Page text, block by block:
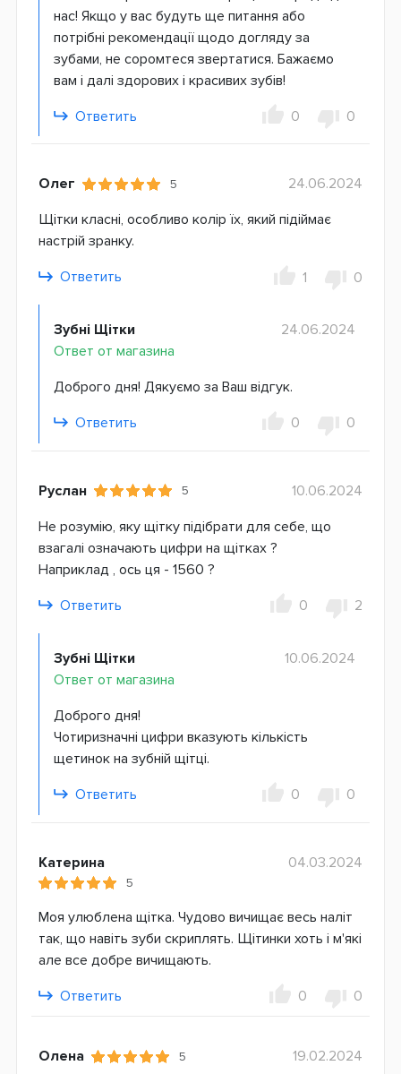
нас! Якщо у вас будуть ще питання або
потрібні рекомендації щодо догляду за
зубами, не соромтеся звертатися. Бажаємо
вам і далі здорових і красивих зубів!
Ответить
0 0
Олег 5
24.06.2024
Щітки класні, особливо колір їх, який підіймає
настрій зранку.
Ответить
1 0
Зубні Щітки
Ответ от магазина
24.06.2024
Доброго дня! Дякуємо за Ваш відгук.
Ответить
0 0
Руслан 5
10.06.2024
Не розумію, яку щітку підібрати для себе, що
взагалі означають цифри на щітках ?
Наприклад , ось ця - 1560 ?
Ответить
0 2
Зубні Щітки
Ответ от магазина
10.06.2024
Доброго дня!
Чотиризначні цифри вказують кількість
щетинок на зубній щітці.
Ответить
0 0
Катерина
5
04.03.2024
Моя улюблена щітка. Чудово вичищає весь наліт
так, що навіть зуби скриплять. Щітинки хоть і м'які
але все добре вичищають.
Ответить
0 0
Олена 5 19.02.2024